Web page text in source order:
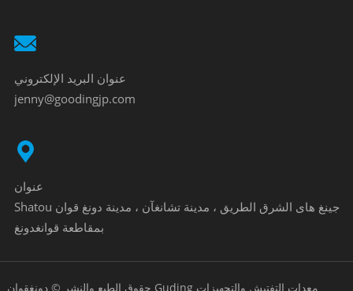
عنوان البريد الإلكتروني
jenny@goodingjp.com
عنوان
Shatou جينغ هاى الشرق الطريق ، مدينة تشانغآن ، مدينة دونغ قوان
بمقاطعة قوانغدونغ
حقوق الطبع والنشر © دونغقوان Guding معدات التفتيش والتجهيزات